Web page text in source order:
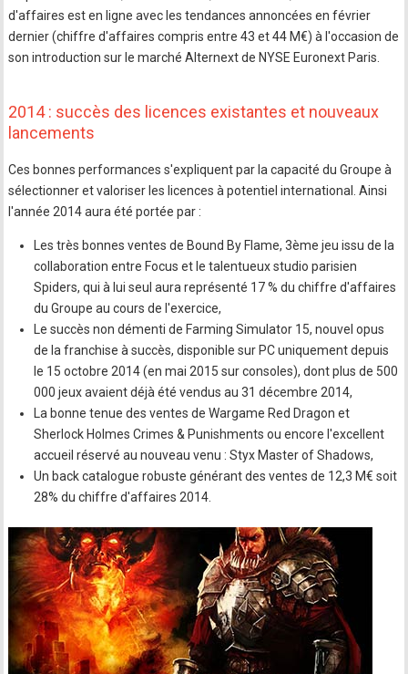
d'affaires est en ligne avec les tendances annoncées en février
dernier (chiffre d'affaires compris entre 43 et 44 M€) à l'occasion de
son introduction sur le marché Alternext de NYSE Euronext Paris.
2014 : succès des licences existantes et nouveaux
lancements
Ces bonnes performances s'expliquent par la capacité du Groupe à
sélectionner et valoriser les licences à potentiel international. Ainsi
l'année 2014 aura été portée par :
Les très bonnes ventes de Bound By Flame, 3ème jeu issu de la
collaboration entre Focus et le talentueux studio parisien
Spiders, qui à lui seul aura représenté 17 % du chiffre d'affaires
du Groupe au cours de l'exercice,
Le succès non démenti de Farming Simulator 15, nouvel opus
de la franchise à succès, disponible sur PC uniquement depuis
le 15 octobre 2014 (en mai 2015 sur consoles), dont plus de 500
000 jeux avaient déjà été vendus au 31 décembre 2014,
La bonne tenue des ventes de Wargame Red Dragon et
Sherlock Holmes Crimes & Punishments ou encore l'excellent
accueil réservé au nouveau venu : Styx Master of Shadows,
Un back catalogue robuste générant des ventes de 12,3 M€ soit
28% du chiffre d'affaires 2014.